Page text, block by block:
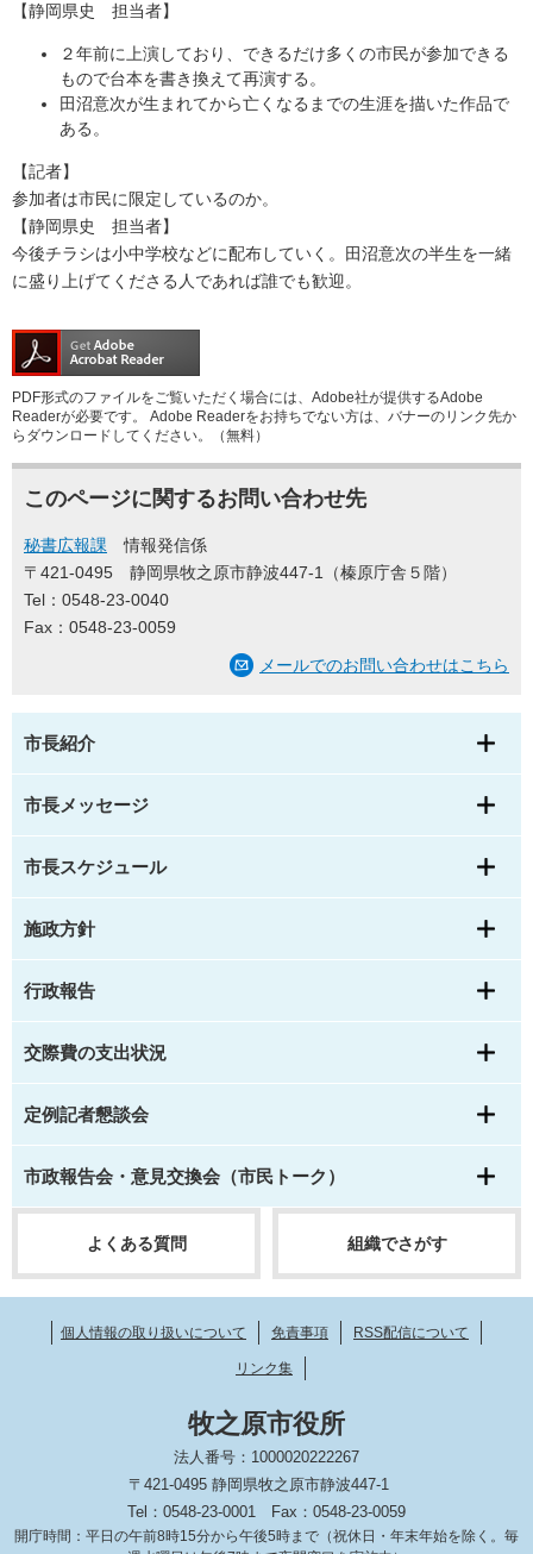
【静岡県史 担当者】
２年前に上演しており、できるだけ多くの市民が参加できる
もので台本を書き換えて再演する。
田沼意次が生まれてから亡くなるまでの生涯を描いた作品で
ある。
【記者】
参加者は市民に限定しているのか。
【静岡県史 担当者】
今後チラシは小中学校などに配布していく。田沼意次の半生を一緒
に盛り上げてくださる人であれば誰でも歓迎。
PDF形式のファイルをご覧いただく場合には、Adobe社が提供するAdobe
Readerが必要です。
Adobe Readerをお持ちでない方は、バナーのリンク先か
らダウンロードしてください。（無料）
このページに関するお問い合わせ先
秘書広報課
情報発信係
〒421-0495
静岡県牧之原市静波447-1（榛原庁舎５階）
Tel：0548-23-0040
Fax：0548-23-0059
メールでのお問い合わせはこちら
市長紹介
市長メッセージ
市長スケジュール
施政方針
行政報告
交際費の支出状況
定例記者懇談会
市政報告会・意見交換会（市民トーク）
よくある質問 組織でさがす
個人情報の取り扱いについて 免責事項 RSS配信について
リンク集
牧之原市役所
法人番号：1000020222267
〒421-0495 静岡県牧之原市静波447-1
Tel：0548-23-0001
Fax：0548-23-0059
開庁時間：平日の午前8時15分から午後5時まで（祝休日・年末年始を除く。毎